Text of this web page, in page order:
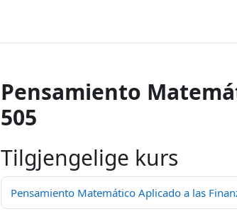
Pensamiento
505
Tilgjengelige kurs
Pensamiento Matemático Aplicado a las